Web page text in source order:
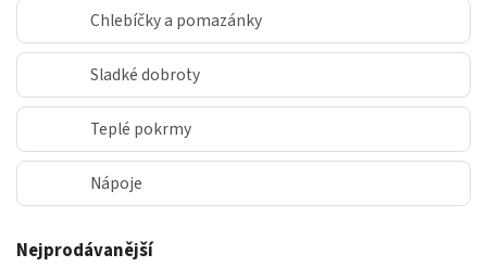
Chlebíčky a pomazánky
Sladké dobroty
Teplé pokrmy
Nápoje
Nejprodávanější